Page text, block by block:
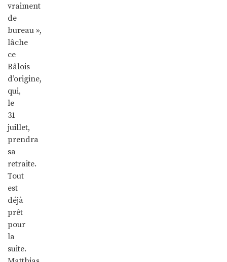
vraiment
de
bureau »,
lâche
ce
Bâlois
d’origine,
qui,
le
31
juillet,
prendra
sa
retraite.
Tout
est
déjà
prêt
pour
la
suite.